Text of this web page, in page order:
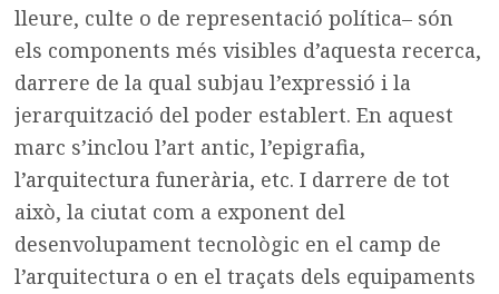
lleure, culte o de representació política– són
els components més visibles d’aquesta recerca,
darrere de la qual subjau l’expressió i la
jerarquització del poder establert. En aquest
marc s’inclou l’art antic, l’epigrafia,
l’arquitectura funerària, etc. I darrere de tot
això, la ciutat com a exponent del
desenvolupament tecnològic en el camp de
l’arquitectura o en el traçats dels equipaments